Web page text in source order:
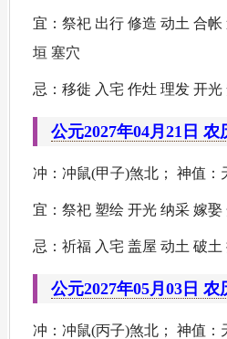
宜：祭祀 出行 修造 动土 合帐
垣 塞穴
忌：移徙 入宅 作灶 理发 开光
公元2027年04月21日
冲：冲鼠(甲子)煞北； 神值：
宜：祭祀 塑绘 开光 纳采 嫁
忌：祈福 入宅 盖屋 动土 破土
公元2027年05月03日
冲：冲鼠(丙子)煞北； 神值：